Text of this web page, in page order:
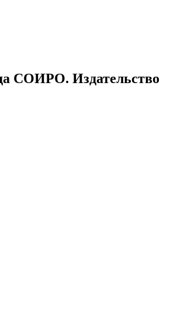
СОИРО. Издательство